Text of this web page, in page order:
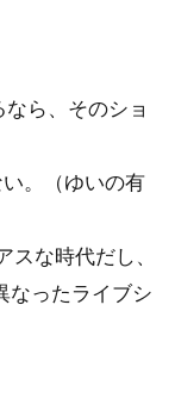
ら、そのショ
。（ゆいの有
スな時代だし、
なったライブシ